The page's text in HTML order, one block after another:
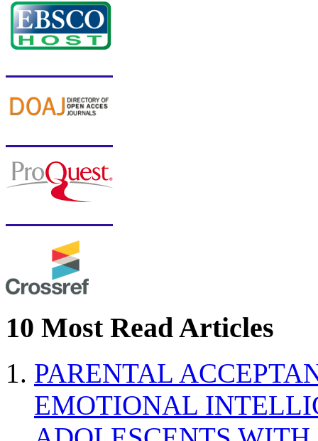
10 Most Read Articles
PARENTAL
EMOTIONAL